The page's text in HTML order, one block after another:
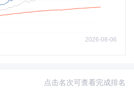
点击名次可查看完成排名